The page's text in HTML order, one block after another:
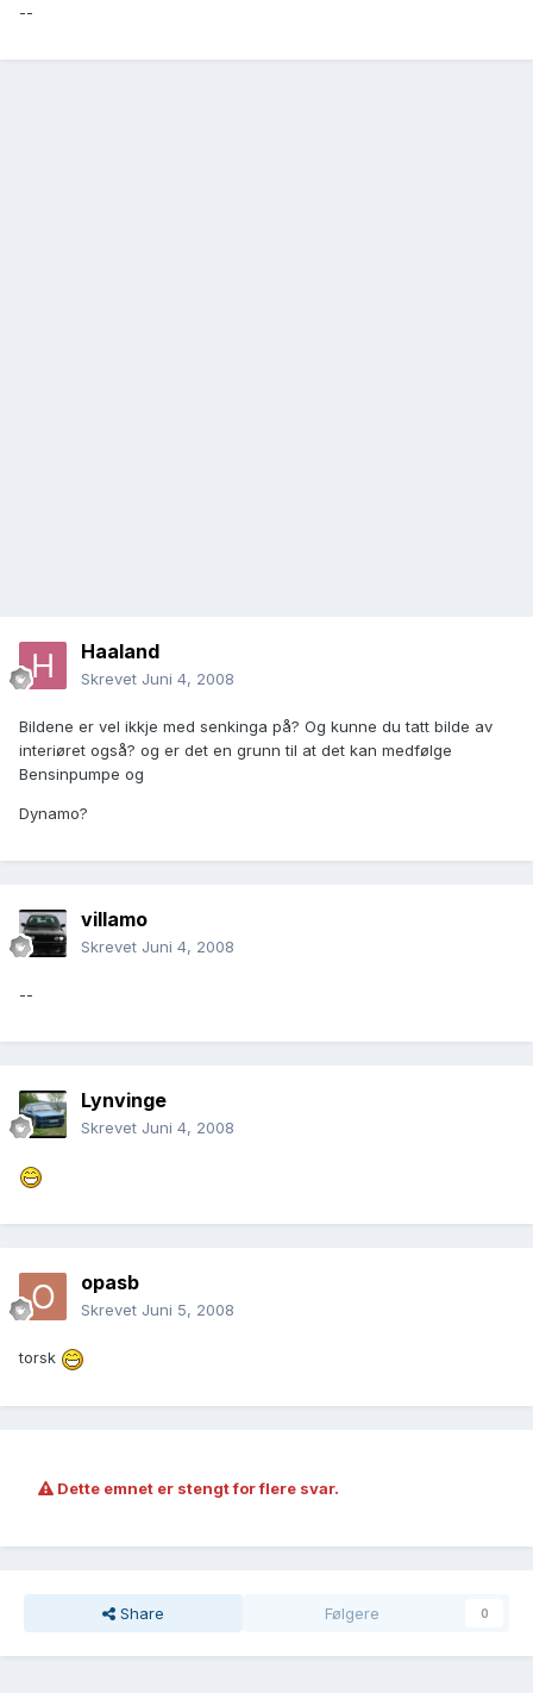
--
Haaland
Skrevet Juni 4, 2008
Bildene er vel ikkje med senkinga på? Og kunne du tatt bilde av
interiøret også? og er det en grunn til at det kan medfølge
Bensinpumpe og
Dynamo?
villamo
Skrevet Juni 4, 2008
--
Lynvinge
Skrevet Juni 4, 2008
opasb
Skrevet Juni 5, 2008
torsk
Dette emnet er stengt for flere svar.
Share Følgere 0